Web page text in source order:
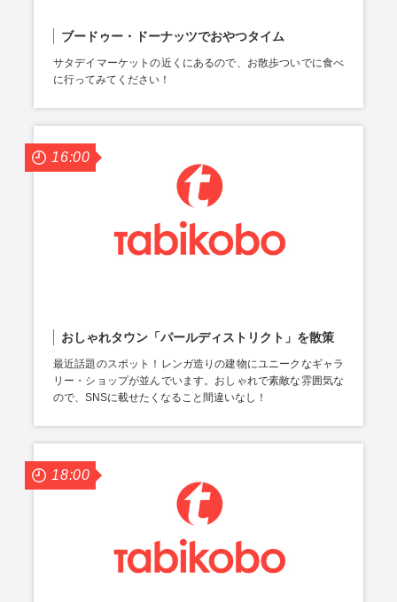
ブードゥー・ドーナッツでおやつタイム
サタデイマーケットの近くにあるので、お散歩ついでに食べ
に行ってみてください！
16:00
おしゃれタウン「パールディストリクト」を散策
最近話題のスポット！レンガ造りの建物にユニークなギャラ
リー・ショップが並んでいます。おしゃれで素敵な雰囲気な
ので、SNSに載せたくなること間違いなし！
18:00